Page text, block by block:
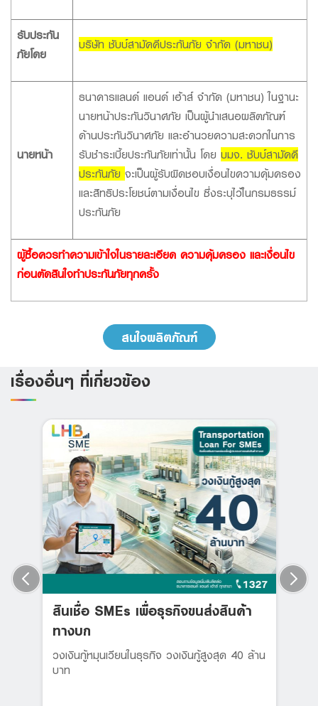
รับประกัน
ภัยโดย
บริษัท ชับบ์สามัคคีประกันภัย จำกัด (มหาชน)
นายหน้า
ธนาคารแลนด์ แอนด์ เฮ้าส์ จำกัด (มหาชน) ในฐานะ
นายหน้าประกันวินาศภัย เป็นผู้นำเสนอผลิตภัณฑ์
ด้านประกันวินาศภัย และอำนวยความสะดวกในการ
รับชำระเบี้ยประกันภัยเท่านั้น โดย บมจ. ชับบ์สามัคคี
ประกันภัย จะเป็นผู้รับผิดชอบเงื่อนไขความคุ้มครอง
และสิทธิประโยชน์ตามเงื่อนไข ซึ่งระบุไว้ในกรมธรรม์
ประกันภัย
ผู้ซื้อควรทำความเข้าใจในรายละเอียด ความคุ้มครอง และเงื่อนไข
ก่อนตัดสินใจทำประกันภัยทุกครั้ง
สนใจผลิตภัณฑ์
เรื่องอื่นๆ ที่เกี่ยวข้อง
สินเชื่อ SMEs เพื่อธุรกิจขนส่งสินค้า
ทางบก
วงเงินกู้หมุนเวียนในธุรกิจ วงเงินกู้สูงสุด 40 ล้าน
บาท